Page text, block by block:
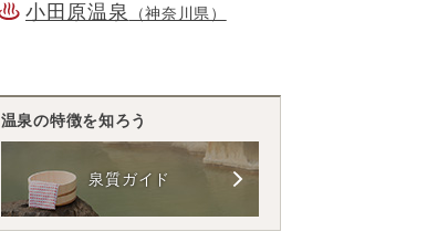
小田原温泉 （神奈川県）
温泉の特徴を知ろう
泉質ガイド